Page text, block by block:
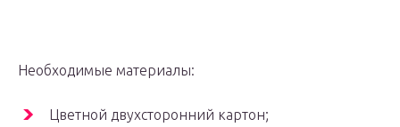
Необходимые материалы:
Цветной двухсторонний картон;